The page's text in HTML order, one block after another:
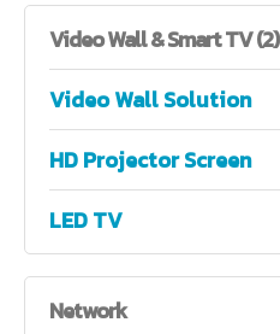
VideoWall & Smart TV (2)
Video Wall Solution
HD Projector Screen
LED TV
Network